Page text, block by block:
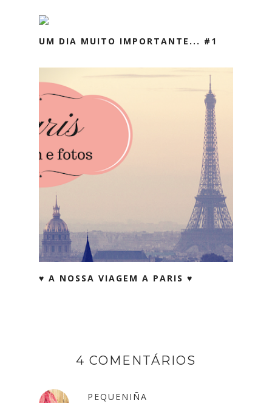
UM DIA MUITO IMPORTANTE... #1
♥ A NOSSA VIAGEM A PARIS ♥
4 COMENTÁRIOS
PEQUENIÑA